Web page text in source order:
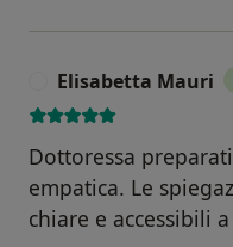
Elisabetta Mauri
Dottoressa
empatica. Le
chiare e accessibili